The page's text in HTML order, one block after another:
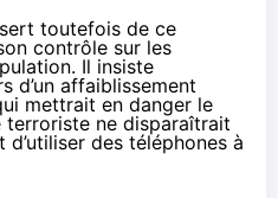
toutefois de ce
contrôle sur les
Il insiste
d’un affaiblissement
mettrait en danger le
terroriste ne disparaîtrait
d’utiliser des téléphones à